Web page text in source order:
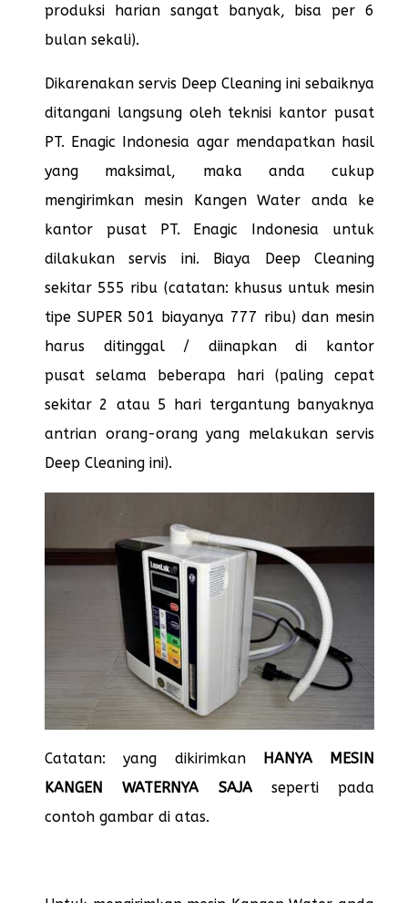
produksi harian sangat banyak, bisa per 6
bulan sekali).
Dikarenakan servis Deep Cleaning ini sebaiknya
ditangani langsung oleh teknisi kantor pusat
PT. Enagic Indonesia agar mendapatkan hasil
yang maksimal, maka anda cukup
mengirimkan mesin Kangen Water anda ke
kantor pusat PT. Enagic Indonesia untuk
dilakukan servis ini. Biaya Deep Cleaning
sekitar 555 ribu (catatan: khusus untuk mesin
tipe SUPER 501 biayanya 777 ribu) dan mesin
harus ditinggal / diinapkan di kantor
pusat selama beberapa hari (paling cepat
sekitar 2 atau 5 hari tergantung banyaknya
antrian orang-orang yang melakukan servis
Deep Cleaning ini).
Catatan: yang dikirimkan HANYA MESIN
KANGEN WATERNYA SAJAseperti pada
contoh gambar di atas.